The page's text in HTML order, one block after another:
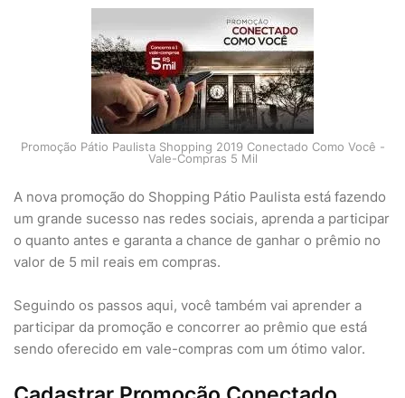
Promoção Pátio Paulista Shopping 2019 Conectado Como Você -
Vale-Compras 5 Mil
A nova promoção do Shopping Pátio Paulista está fazendo
um grande sucesso nas redes sociais, aprenda a participar
o quanto antes e garanta a chance de ganhar o prêmio no
valor de 5 mil reais em compras.
Seguindo os passos aqui, você também vai aprender a
participar da promoção e concorrer ao prêmio que está
sendo oferecido em vale-compras com um ótimo valor.